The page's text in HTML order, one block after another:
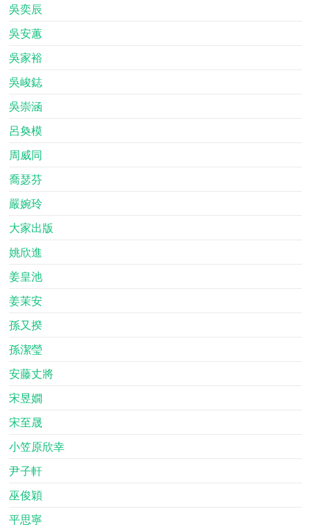
吳奕辰
吳安蕙
吳家裕
吳峻鋕
吳崇涵
呂奐模
周威同
喬瑟芬
嚴婉玲
大家出版
姚欣進
姜皇池
姜茉安
孫又揆
孫潔瑩
安藤丈將
宋昱嫺
宋至晟
小笠原欣幸
尹子軒
巫俊穎
平思寧